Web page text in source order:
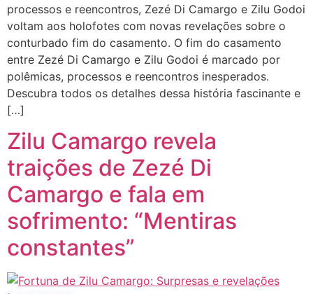
processos e reencontros, Zezé Di Camargo e Zilu Godoi
voltam aos holofotes com novas revelações sobre o
conturbado fim do casamento. O fim do casamento
entre Zezé Di Camargo e Zilu Godoi é marcado por
polêmicas, processos e reencontros inesperados.
Descubra todos os detalhes dessa história fascinante e
[…]
Zilu Camargo revela
traições de Zezé Di
Camargo e fala em
sofrimento: “Mentiras
constantes”